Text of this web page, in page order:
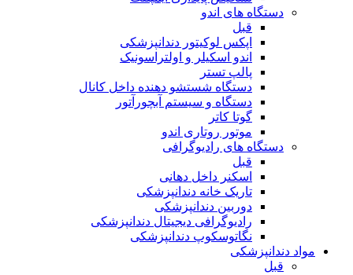
دستگاه های اندو
قبل
اپکس لوکیتور دندانپزشکی
اندو اسکیلر و اولتراسونیک
پالپ تستر
دستگاه شستشو دهنده داخل کانال
دستگاه و سیستم آبچورآتور
گوتا کاتر
موتور روتاری اندو
دستگاه های رادیوگرافی
قبل
اسکنر داخل دهانی
تاریک خانه دندانپزشکی
دوربین دندانپزشکی
رادیوگرافی دیجیتال دندانپزشکی
نگاتوسکوپ دندانپزشکی
مواد دندانپزشکی
قبل